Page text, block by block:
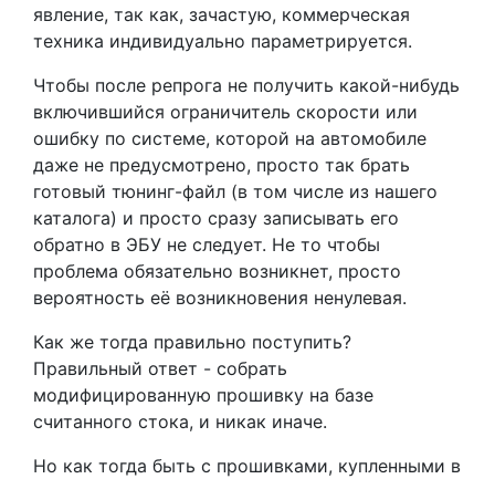
явление, так как, зачастую, коммерческая
техника индивидуально параметрируется.
Чтобы после репрога не получить какой-нибудь
включившийся ограничитель скорости или
ошибку по системе, которой на автомобиле
даже не предусмотрено, просто так брать
готовый тюнинг-файл (в том числе из нашего
каталога) и просто сразу записывать его
обратно в ЭБУ не следует. Не то чтобы
проблема обязательно возникнет, просто
вероятность её возникновения ненулевая.
Как же тогда правильно поступить?
Правильный ответ - собрать
модифицированную прошивку на базе
считанного стока, и никак иначе.
Но как тогда быть с прошивками, купленными в